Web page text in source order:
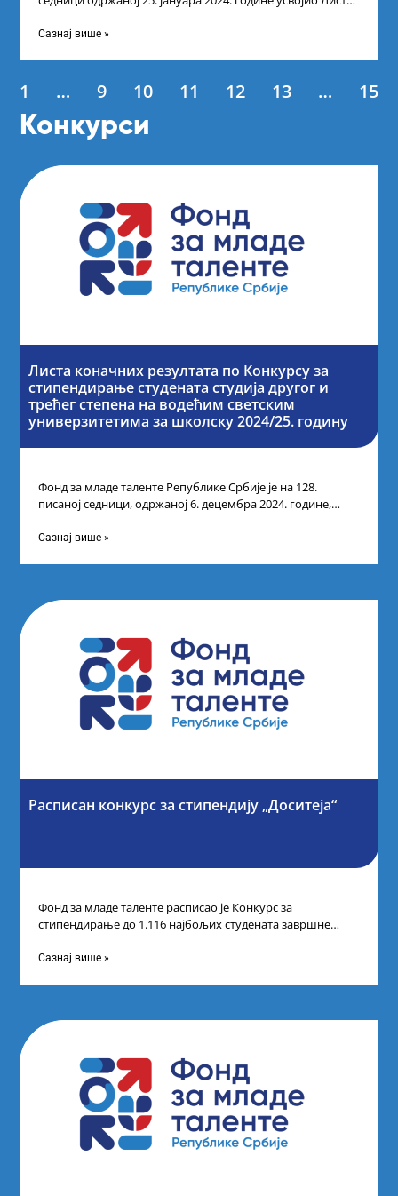
Сазнај више »
1 … 9 10 11 12 13 … 15
Конкурси
Листа коначних резултата по Конкурсу за
стипендирање студената студија другог и
трећег степена на водећим светским
универзитетима за школску 2024/25. годину
Фонд за младе таленте Републике Србије је на 128.
писаној седници, одржаној 6. децембра 2024. године,
Сазнај више »
Расписан конкурс за стипендију „Доситеја“
Фонд за младе таленте расписао је Конкурс за
стипендирање до 1.116 најбољих студената завршне
Сазнај више »